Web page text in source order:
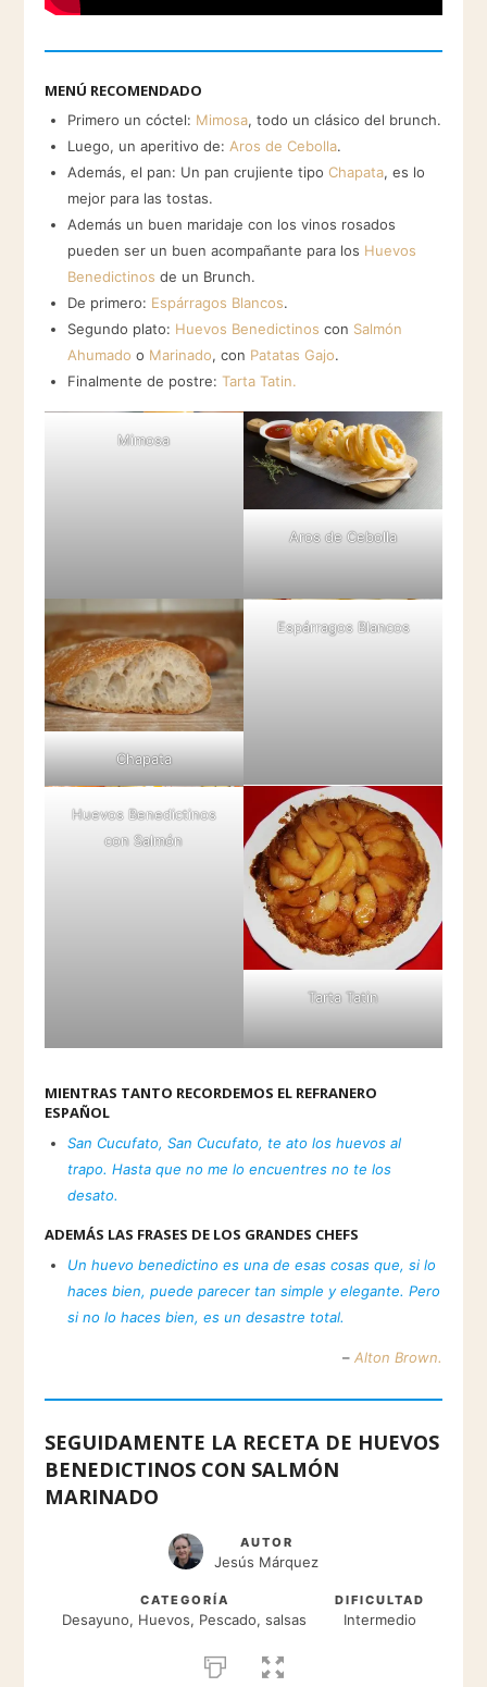
MENÚ RECOMENDADO
Primero un cóctel: Mimosa, todo un clásico del brunch.
Luego, un aperitivo de: Aros de Cebolla.
Además, el pan: Un pan crujiente tipo Chapata, es lo
mejor para las tostas.
Además un buen maridaje con los vinos rosados
pueden ser un buen acompañante para los Huevos
Benedictinos de un Brunch.
De primero: Espárragos Blancos.
Segundo plato: Huevos Benedictinos con Salmón
Ahumado o Marinado, con Patatas Gajo.
Finalmente de postre: Tarta Tatin.
Mimosa
Aros de Cebolla
Chapata
Espárragos Blancos
Huevos Benedictinos
con Salmón
Tarta Tatin
MIENTRAS TANTO RECORDEMOS EL REFRANERO
ESPAÑOL
San Cucufato, San Cucufato, te ato los huevos al
trapo. Hasta que no me lo encuentres no te los
desato.
ADEMÁS LAS FRASES DE LOS GRANDES CHEFS
Un huevo benedictino es una de esas cosas que, si lo
haces bien, puede parecer tan simple y elegante. Pero
si no lo haces bien, es un desastre total.
–Alton Brown.
SEGUIDAMENTE LA RECETA DE HUEVOS
BENEDICTINOS CON SALMÓN
MARINADO
AUTOR
Jesús Márquez
CATEGORÍA
Desayuno, Huevos, Pescado, salsas
DIFICULTAD
Intermedio